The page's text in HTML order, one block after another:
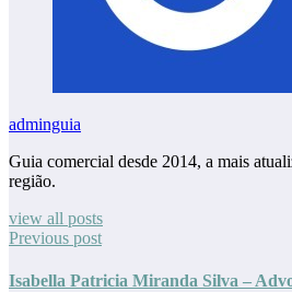
adminguia
Guia comercial desde 2014, a mais
região.
view all posts
Previous post
Isabella Patricia Miranda Silva –